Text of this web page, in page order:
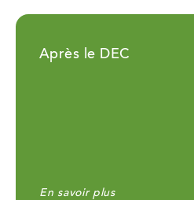
Après le DEC
En savoir plus